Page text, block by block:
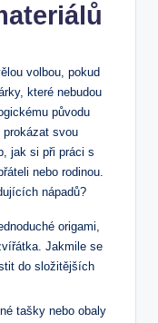
volbou, pokud
které nebudou
původu
prokázat svou
jak si při práci s
nebo rodinou.
nápadů?
origami,
Jakmile se
do složitějších
tašky nebo obaly